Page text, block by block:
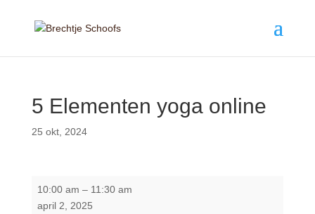
5 Elementen yoga online
25 okt, 2024
10:00 am – 11:30 am
april 2, 2025